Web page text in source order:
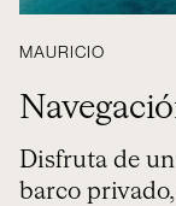
MAURICIO
Disfruta de
barco